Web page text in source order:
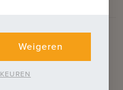
Weigeren